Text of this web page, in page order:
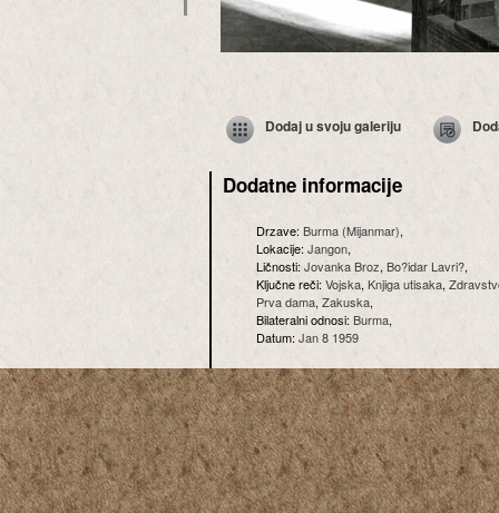
Dodaj u svoju galeriju
Dodatne informacije
Drzave:Burma (Mijanmar),
Lokacije:Jangon,
Ličnosti:Jovanka Broz, Bo?idar Lavri?,
Ključne reči:Vojska, Knjiga utisaka,
Prva dama, Zakuska,
Bilateralni odnosi:Burma,
Datum:Jan 8 1959